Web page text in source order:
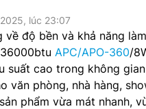
lúc 23:07
độ bền và khả năng
APC/APO-360/
suất cao trong không
văn phòng, nhà hàng,
phẩm vừa mát nhanh,